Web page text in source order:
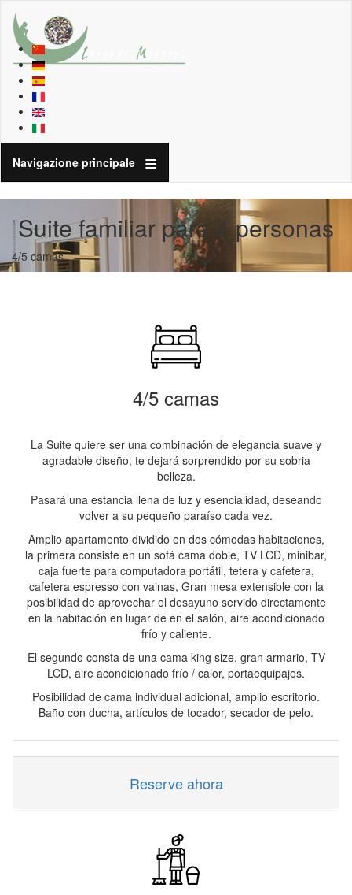
Navigazione principale
Suite familiar para 4 personas
4/5 camas
4/5 camas
La Suite quiere ser una combinación de elegancia suave y
agradable diseño, te dejará sorprendido por su sobria
belleza.
Pasará una estancia llena de luz y esencialidad, deseando
volver a su pequeño paraíso cada vez.
Amplio apartamento dividido en dos cómodas habitaciones,
la primera consiste en un sofá cama doble, TV LCD, minibar,
caja fuerte para computadora portátil, tetera y cafetera,
cafetera espresso con vainas, Gran mesa extensible con la
posibilidad de aprovechar el desayuno servido directamente
en la habitación en lugar de en el salón, aire acondicionado
frío y caliente.
El segundo consta de una cama king size, gran armario, TV
LCD, aire acondicionado frío / calor, portaequipajes.
Posibilidad de cama individual adicional, amplio escritorio.
Baño con ducha, artículos de tocador, secador de pelo.
Reserve ahora